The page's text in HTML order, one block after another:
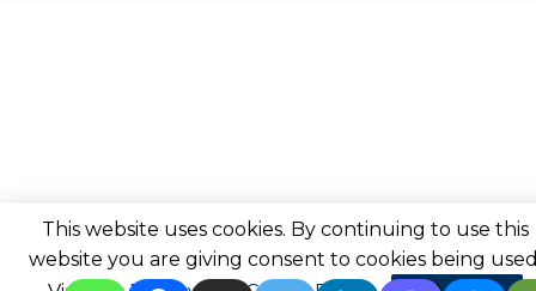
This website uses cookies. By continuing to use this
website you are giving consent to cookies being